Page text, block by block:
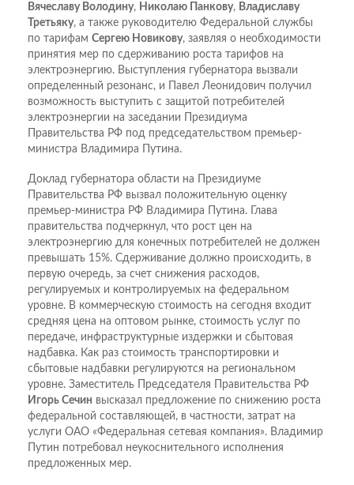
Вячеславу Володину, Николаю Панкову, Владиславу
Третьяку, а также руководителю Федеральной службы
по тарифам Сергею Новикову, заявляя о необходимости
принятия мер по сдерживанию роста тарифов на
электроэнергию. Выступления губернатора вызвали
определенный резонанс, и Павел Леонидович получил
возможность выступить с защитой потребителей
электроэнергии на заседании Президиума
Правительства РФ под председательством премьер-
министра Владимира Путина.
Доклад губернатора области на Президиуме
Правительства РФ вызвал положительную оценку
премьер-министра РФ Владимира Путина. Глава
правительства подчеркнул, что рост цен на
электроэнергию для конечных потребителей не должен
превышать 15%. Сдерживание должно происходить, в
первую очередь, за счет снижения расходов,
регулируемых и контролируемых на федеральном
уровне. В коммерческую стоимость на сегодня входит
средняя цена на оптовом рынке, стоимость услуг по
передаче, инфраструктурные издержки и сбытовая
надбавка. Как раз стоимость транспортировки и
сбытовые надбавки регулируются на региональном
уровне. Заместитель Председателя Правительства РФ
Игорь Сечин высказал предложение по снижению роста
федеральной составляющей, в частности, затрат на
услуги ОАО «Федеральная сетевая компания». Владимир
Путин потребовал неукоснительного исполнения
предложенных мер.